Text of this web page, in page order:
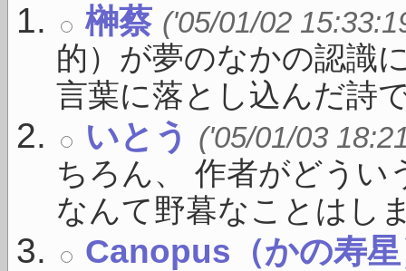
榊蔡 ('05/01/02
的）が夢のなかの認識
言葉に落とし込んだ詩
いとう ('05/01/03
ちろん、 作者がどうい
なんて野暮なことはし
Canopus（かの寿